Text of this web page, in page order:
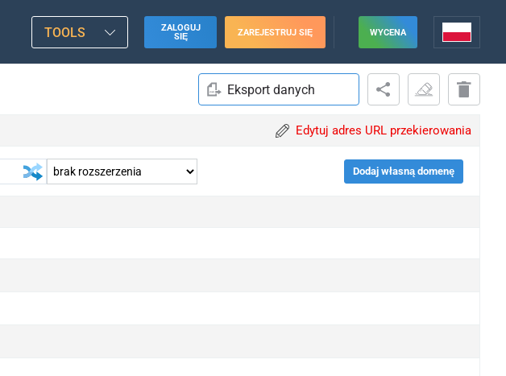
TOOLS
ZALOGUJ
SIĘ
ZAREJESTRUJ SIĘ WYCENA
Eksport danych
Edytuj adres URL przekierowania
Dodaj własną domenę